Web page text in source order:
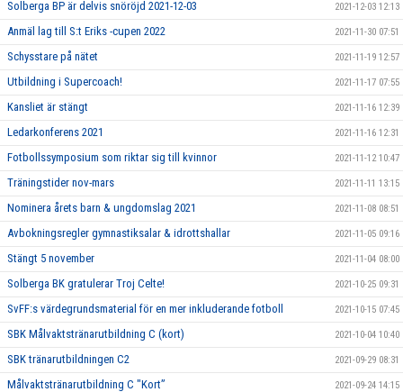
Solberga BP är delvis snöröjd 2021-12-03 2021-12-03 12:13
Anmäl lag till S:t Eriks -cupen 2022 2021-11-30 07:51
Schysstare på nätet 2021-11-19 12:57
Utbildning i Supercoach! 2021-11-17 07:55
Kansliet är stängt 2021-11-16 12:39
Ledarkonferens 2021 2021-11-16 12:31
Fotbollssymposium som riktar sig till kvinnor 2021-11-12 10:47
Träningstider nov-mars 2021-11-11 13:15
Nominera årets barn & ungdomslag 2021 2021-11-08 08:51
Avbokningsregler gymnastiksalar & idrottshallar 2021-11-05 09:16
Stängt 5 november 2021-11-04 08:00
Solberga BK gratulerar Troj Celte! 2021-10-25 09:31
SvFF:s värdegrundsmaterial för en mer inkluderande fotboll 2021-10-15 07:45
SBK Målvaktstränarutbildning C (kort) 2021-10-04 10:40
SBK tränarutbildningen C2 2021-09-29 08:31
Målvaktstränarutbildning C "Kort” 2021-09-24 14:15